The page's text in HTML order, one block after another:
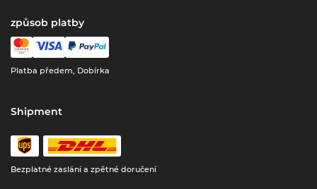
způsob platby
Platba předem, Dobírka
Shipment
Bezplatné zaslání a zpětné doručení